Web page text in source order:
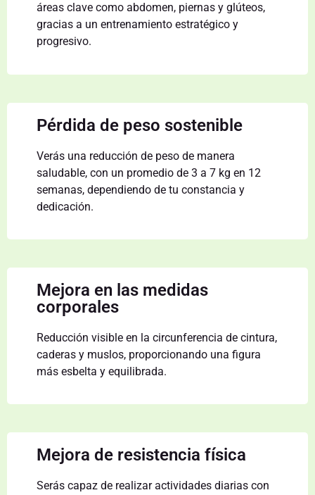
áreas clave como abdomen, piernas y glúteos,
gracias a un entrenamiento estratégico y
progresivo.
Pérdida de peso sostenible
Verás una reducción de peso de manera
saludable, con un promedio de 3 a 7 kg en 12
semanas, dependiendo de tu constancia y
dedicación.
Mejora en las medidas
corporales
Reducción visible en la circunferencia de cintura,
caderas y muslos, proporcionando una figura
más esbelta y equilibrada.
Mejora de resistencia física
Serás capaz de realizar actividades diarias con